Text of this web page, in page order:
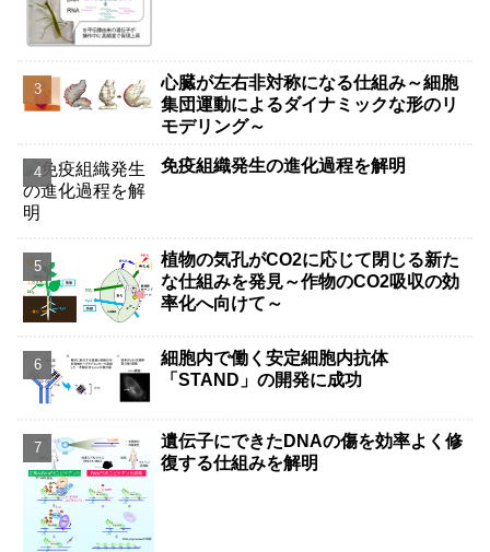
心臓が左右非対称になる仕組み～細胞
集団運動によるダイナミックな形のリ
モデリング～
免疫組織発生の進化過程を解明
植物の気孔がCO2に応じて閉じる新た
な仕組みを発見～作物のCO2吸収の効
率化へ向けて～
細胞内で働く安定細胞内抗体
「STAND」の開発に成功
遺伝子にできたDNAの傷を効率よく修
復する仕組みを解明